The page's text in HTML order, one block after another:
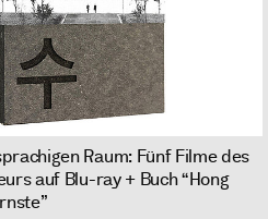
Raum: Fünf Filme des
auf Blu-ray + Buch “Hong